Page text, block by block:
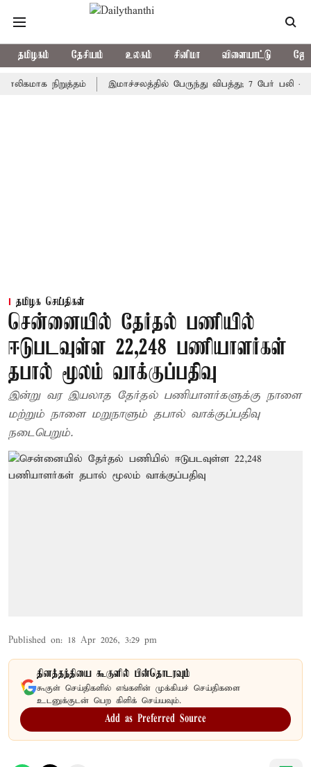
தமிழகம் தேசியம் உலகம் சினிமா விளையாட்டு
நிறுத்தம் இமாச்சலத்தில் பேருந்து விபத்து; 7 பேர் பலி -
தமிழக செய்திகள்
சென்னையில் தேர்தல் பணியில்
ஈடுபடவுள்ள 22,248 பணியாளர்கள்
தபால் மூலம் வாக்குப்பதிவு
இன்று வர இயலாத தேர்தல் பணியாளர்களுக்கு நாளை
மற்றும் நாளை மறுநாளும் தபால் வாக்குப்பதிவு
நடைபெறும்.
Published on: 18 Apr 2026, 3:29 pm
தினத்தந்தியை கூகுளில் பின்தொடரவும்
கூகுள் செய்திகளில் எங்களின் முக்கியச் செய்திகளை
உடனுக்குடன் பெற கிளிக் செய்யவும்.
Add as Preferred Source